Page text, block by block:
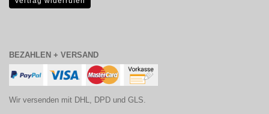
BEZAHLEN + VERSAND
Wir versenden mit DHL, DPD und GLS.